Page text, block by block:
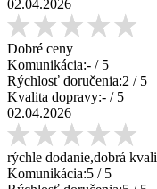
02.04.2026
Dobré ceny
Komunikácia:- / 5
Rýchlosť doručenia:2 / 5
Kvalita dopravy:- / 5
02.04.2026
rýchle dodanie,dobrá
Komunikácia:5 / 5